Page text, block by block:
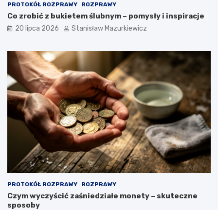
PROTOKÓŁ ROZPRAWY ROZPRAWY
Co zrobić z bukietem ślubnym – pomysły i inspiracje
20 lipca 2026 Stanisław Mazurkiewicz
PROTOKÓŁ ROZPRAWY ROZPRAWY
Czym wyczyścić zaśniedziałe monety – skuteczne
sposoby